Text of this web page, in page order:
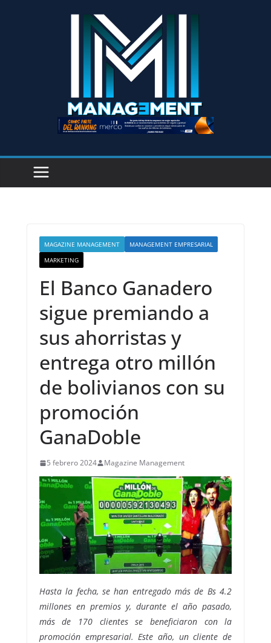
MAGAZINE MANAGEMENT
MANAGEMENT EMPRESARIAL
MARKETING
El Banco Ganadero
sigue premiando a
sus ahorristas y
entrega otro millón
de bolivianos con su
promoción
GanaDoble
5 febrero 2024 Magazine Management
Hasta la fecha, se han entregado más de Bs 4.2
millones en premios y, durante el año pasado,
más de 170 clientes se beneficiaron con la
promoción empresarial. Este año, un cliente de